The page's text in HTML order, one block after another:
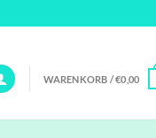
WARENKORB /€0,00